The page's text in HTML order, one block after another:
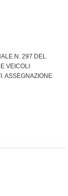
N. 297 DEL
VEICOLI
ASSEGNAZIONE